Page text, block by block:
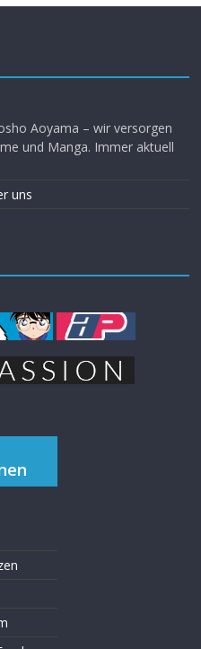
Aoyama – wir versorgen
und Manga. Immer aktuell
uns